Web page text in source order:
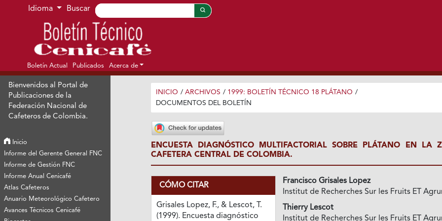
Ir al menú de navegación principal
Ir al contenido principal
Ir al pie de página del sitio
Idioma Buscar
Boletín Actual Publicados Acerca de
Bienvenidos al Portal de
Publicaciones de la
Federación Nacional de
Cafeteros de Colombia.
Inicio
Informe del Gerente General FNC
Informe de Gestión FNC
Informe Anual Cenicafé
Atlas Cafeteros
Anuario Meteorológico Cafetero
Avances Técnicos Cenicafé
INICIO / ARCHIVOS / 1999: BOLETÍN TÉCNICO 18 PLÁTANO /
DOCUMENTOS DEL BOLETÍN
ENCUESTA DIAGNÓSTICO MULTIFACTORIAL SOBRE PLÁTANO EN LA
CAFETERA CENTRAL DE COLOMBIA.
CÓMO CITAR
Grisales Lopez, F., & Lescot, T.
(1999). Encuesta diagnóstico
Francisco Grisales Lopez
Institut de Recherches Sur les Fruits ET
Thierry Lescot
Institut de Recherches Sur les Fruits ET